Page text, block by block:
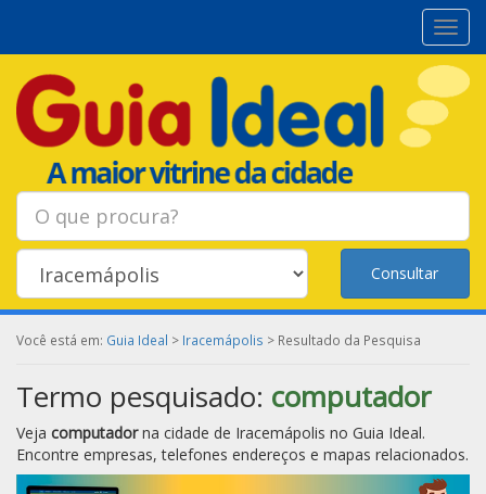
Consultar
Você está em: Guia Ideal > Iracemápolis > Resultado da Pesquisa
Termo pesquisado: computador
Veja computadorna cidade de Iracemápolis no Guia Ideal.
Encontre empresas, telefones endereços e mapas relacionados.